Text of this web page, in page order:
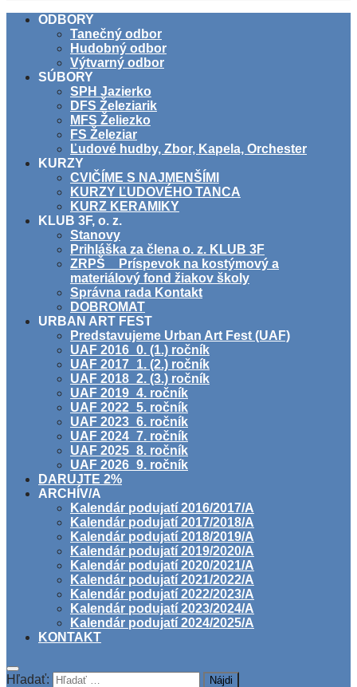
ODBORY
Tanečný odbor
Hudobný odbor
Výtvarný odbor
SÚBORY
SPH Jazierko
DFS Železiarik
MFS Želiezko
FS Železiar
Ľudové hudby, Zbor, Kapela, Orchester
KURZY
CVIČÍME S NAJMENŠÍMI
KURZY ĽUDOVÉHO TANCA
KURZ KERAMIKY
KLUB 3F, o. z.
Stanovy
Prihláška za člena o. z. KLUB 3F
ZRPŠ _ Príspevok na kostýmový a
materiálový fond žiakov školy
Správna rada Kontakt
DOBROMAT
URBAN ART FEST
Predstavujeme Urban Art Fest (UAF)
UAF 2016_0. (1.) ročník
UAF 2017_1. (2.) ročník
UAF 2018_2. (3.) ročník
UAF 2019_4. ročník
UAF 2022_5. ročník
UAF 2023_6. ročník
UAF 2024_7. ročník
UAF 2025_8. ročník
UAF 2026_9. ročník
DARUJTE 2%
ARCHÍV/A
Kalendár podujatí 2016/2017/A
Kalendár podujatí 2017/2018/A
Kalendár podujatí 2018/2019/A
Kalendár podujatí 2019/2020/A
Kalendár podujatí 2020/2021/A
Kalendár podujatí 2021/2022/A
Kalendár podujatí 2022/2023/A
Kalendár podujatí 2023/2024/A
Kalendár podujatí 2024/2025/A
KONTAKT
Hľadať: